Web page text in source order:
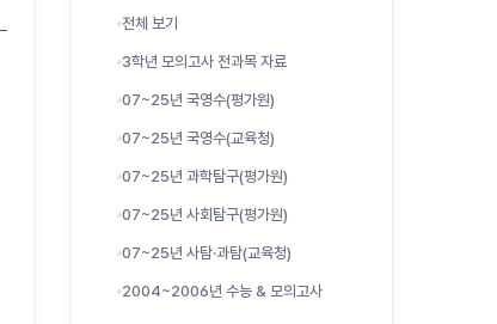
전체 보기
3학년 모의고사 전과목 자료
07~25년 국영수(평가원)
07~25년 국영수(교육청)
07~25년 과학탐구(평가원)
07~25년 사회탐구(평가원)
07~25년 사탐·과탐(교육청)
2004~2006년 수능 & 모의고사